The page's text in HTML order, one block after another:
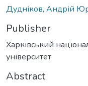
Дудніков, Андрій
Publisher
Харківський
університет
Abstract